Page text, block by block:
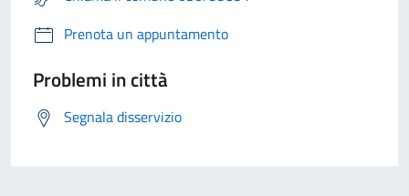
Prenota un appuntamento
Problemi in città
Segnala disservizio